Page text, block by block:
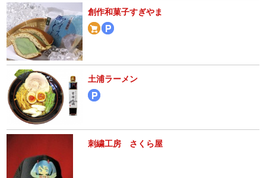
創作和菓子すぎやま
土浦ラーメン
刺繍工房 さくら屋